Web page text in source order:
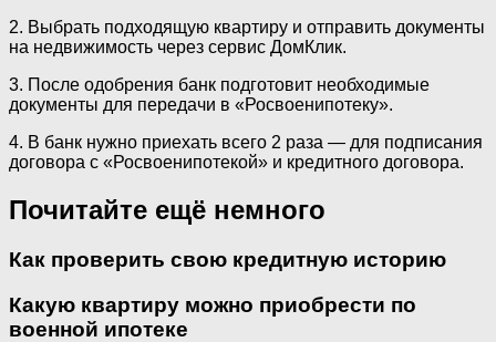
2. Выбрать подходящую квартиру и отправить документы
на недвижимость через сервис ДомКлик.
3. После одобрения банк подготовит необходимые
документы для передачи в «Росвоенипотеку».
4. В банк нужно приехать всего 2 раза — для подписания
договора с «Росвоенипотекой» и кредитного договора.
Почитайте ещё немного
Как проверить свою кредитную историю
Какую квартиру можно приобрести по
военной ипотеке